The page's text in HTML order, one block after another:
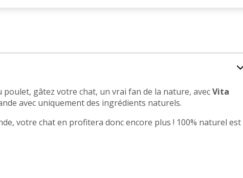
gâtez votre chat, un vrai fan de la nature, avecVita
avec uniquement des ingrédients naturels.
votre chat en profitera donc encore plus ! 100% naturel est